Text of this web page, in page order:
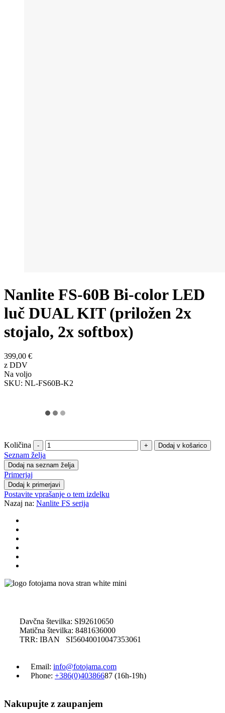
Nanlite FS-60B Bi-color LED
luč DUAL KIT (priložen 2x
stojalo, 2x softbox)
399,00 €
z DDV
Na voljo
SKU: NL-FS60B-K2
Količina - +
Seznam želja
Dodaj na seznam želja
Primerjaj
Dodaj k primerjavi
Postavite vprašanje o tem izdelku
Nazaj na: Nanlite FS serija
Davčna številka: SI92610650
Matična številka: 8481636000
TRR: IBAN SI56040010047353061
Email: info@fotojama.com
Phone: +386(0)40386687 (16h-19h)
Nakupujte z zaupanjem